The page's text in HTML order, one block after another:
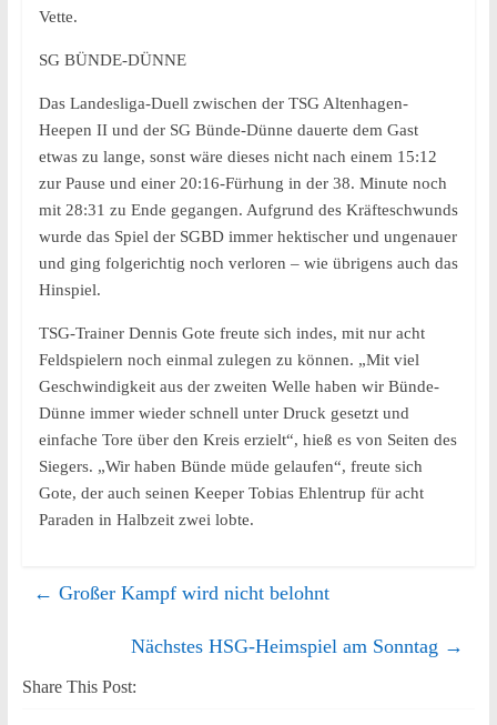
Vette.
SG BÜNDE-DÜNNE
Das Landesliga-Duell zwischen der TSG Altenhagen-
Heepen II und der SG Bünde-Dünne dauerte dem Gast
etwas zu lange, sonst wäre dieses nicht nach einem 15:12
zur Pause und einer 20:16-Fürhung in der 38. Minute noch
mit 28:31 zu Ende gegangen. Aufgrund des Kräfteschwunds
wurde das Spiel der SGBD immer hektischer und ungenauer
und ging folgerichtig noch verloren – wie übrigens auch das
Hinspiel.
TSG-Trainer Dennis Gote freute sich indes, mit nur acht
Feldspielern noch einmal zulegen zu können. „Mit viel
Geschwindigkeit aus der zweiten Welle haben wir Bünde-
Dünne immer wieder schnell unter Druck gesetzt und
einfache Tore über den Kreis erzielt“, hieß es von Seiten des
Siegers. „Wir haben Bünde müde gelaufen“, freute sich
Gote, der auch seinen Keeper Tobias Ehlentrup für acht
Paraden in Halbzeit zwei lobte.
← Großer Kampf wird nicht belohnt
Nächstes HSG-Heimspiel am Sonntag →
Share This Post: